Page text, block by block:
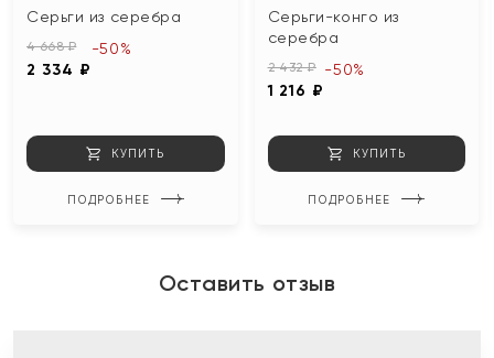
Серьги из серебра
4 668 ₽
2 334 ₽
-50%
КУПИТЬ
ПОДРОБНЕЕ
Серьги-конго из
серебра
2 432 ₽
1 216 ₽
-50%
КУПИТЬ
ПОДРОБНЕЕ
Оставить отзыв